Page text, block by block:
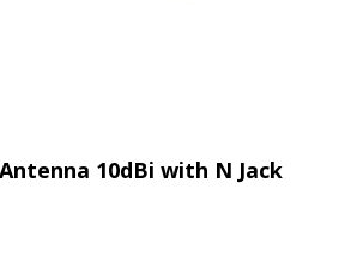
10dBi with N Jack